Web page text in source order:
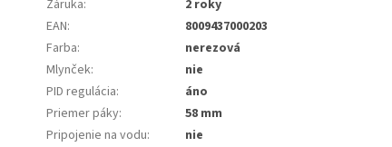
Záruka:
2 roky
EAN:
8009437000203
Farba:
nerezová
Mlynček:
nie
PID regulácia:
áno
Priemer páky:
58 mm
Pripojenie na vodu:
nie